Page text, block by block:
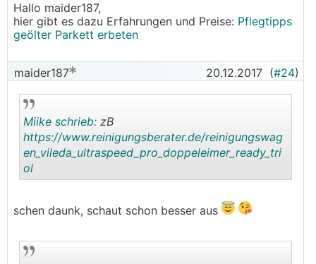
Hallo maider187,
hier gibt es dazu Erfahrungen und Preise: Pflegtipps
geölter Parkett erbeten
maider187 20.12.2017 (#24)
..
Miike schrieb: zB
https://www.reinigungsberater.de/reinigungswag
en_vileda_ultraspeed_pro_doppeleimer_ready_tri
ol
schen daunk, schaut schon besser aus